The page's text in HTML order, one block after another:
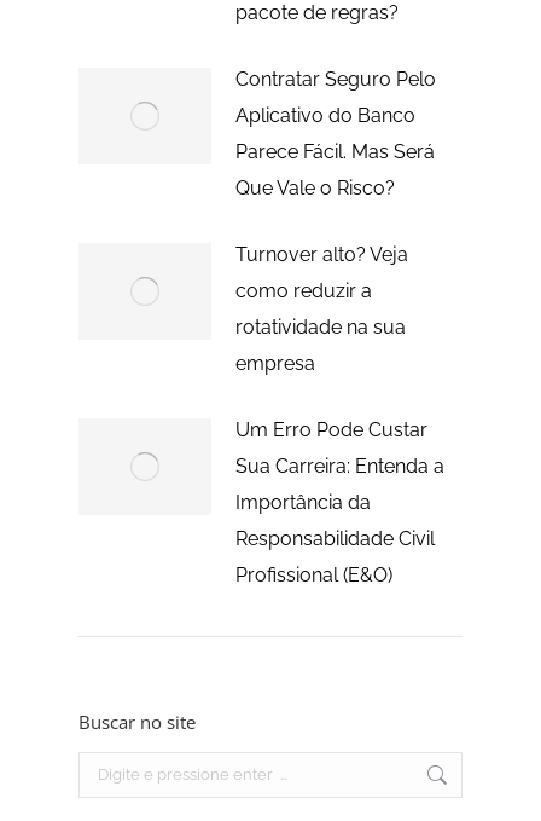
pacote de regras?
Contratar Seguro Pelo
Aplicativo do Banco
Parece Fácil. Mas Será
Que Vale o Risco?
Turnover alto? Veja
como reduzir a
rotatividade na sua
empresa
Um Erro Pode Custar
Sua Carreira: Entenda a
Importância da
Responsabilidade Civil
Profissional (E&O)
Buscar no site
Search: